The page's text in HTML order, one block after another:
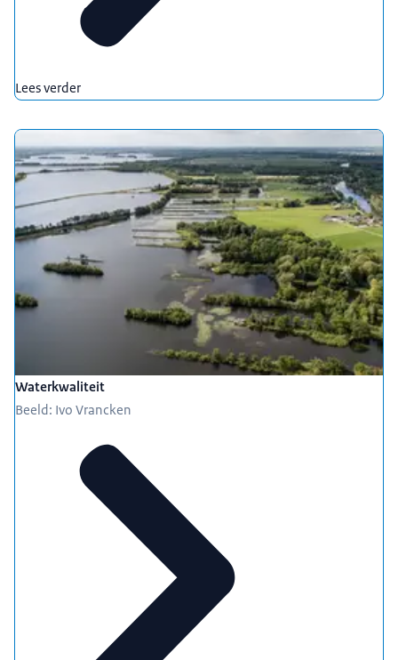
Lees verder
Waterkwaliteit
Beeld: Ivo Vrancken